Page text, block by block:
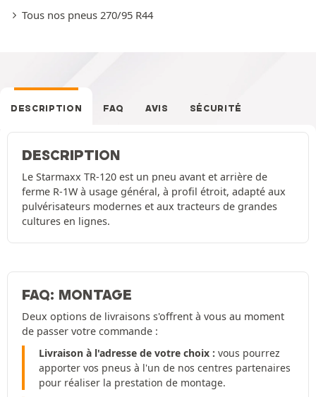
Tous nos pneus 270/95 R44
DESCRIPTION FAQ AVIS SÉCURITÉ
DESCRIPTION
Le Starmaxx TR-120 est un pneu avant et arrière de
ferme R-1W à usage général, à profil étroit, adapté aux
pulvérisateurs modernes et aux tracteurs de grandes
cultures en lignes.
FAQ: MONTAGE
Deux options de livraisons s'offrent à vous au moment
de passer votre commande :
Livraison à l'adresse de votre choix : vous pourrez
apporter vos pneus à l'un de nos centres partenaires
pour réaliser la prestation de montage.